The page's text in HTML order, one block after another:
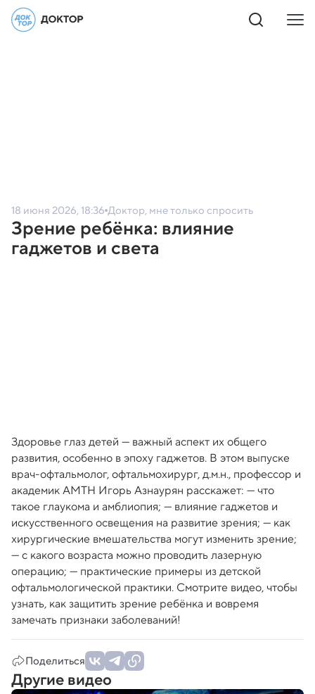
18 июня 2026, 18:36 Доктор, мне только спросить
Зрение ребёнка: влияние
гаджетов и света
Здоровье глаз детей — важный аспект их общего
развития, особенно в эпоху гаджетов. В этом выпуске
врач-офтальмолог, офтальмохирург, д.м.н., профессор и
академик АМТН Игорь Азнаурян расскажет: — что
такое глаукома и амблиопия; — влияние гаджетов и
искусственного освещения на развитие зрения; — как
хирургические вмешательства могут изменить зрение;
— с какого возраста можно проводить лазерную
операцию; — практические примеры из детской
офтальмологической практики. Смотрите видео, чтобы
узнать, как защитить зрение ребёнка и вовремя
замечать признаки заболеваний!
Поделиться
Другие видео